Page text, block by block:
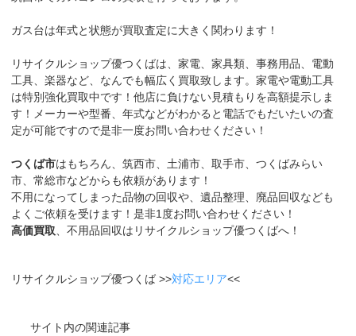
ガス台は年式と状態が買取査定に大きく関わります！
リサイクルショップ優つくばは、家電、家具類、事務用品、電動
工具、楽器など、なんでも幅広く買取致します。家電や電動工具
は特別強化買取中です！他店に負けない見積もりを高額提示しま
す！メーカーや型番、年式などがわかると電話でもだいたいの査
定が可能ですので是非一度お問い合わせください！
つくば市はもちろん、筑西市、土浦市、取手市、つくばみらい
市、常総市などからも依頼があります！
不用になってしまった品物の回収や、遺品整理、廃品回収なども
よくご依頼を受けます！是非1度お問い合わせください！
高価買取 、不用品回収はリサイクルショップ優つくばへ！
リサイクルショップ優つくば >>対応エリア<<
サイト内の関連記事